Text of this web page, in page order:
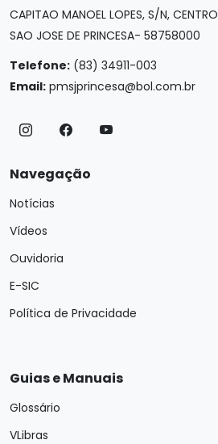
CAPITAO MANOEL LOPES, S/N, CENTRO
SAO JOSE DE PRINCESA- 58758000
Telefone: (83) 34911-003
Email: pmsjprincesa@bol.com.br
Navegação
Notícias
Vídeos
Ouvidoria
E-SIC
Política de Privacidade
Guias e Manuais
Glossário
VLibras